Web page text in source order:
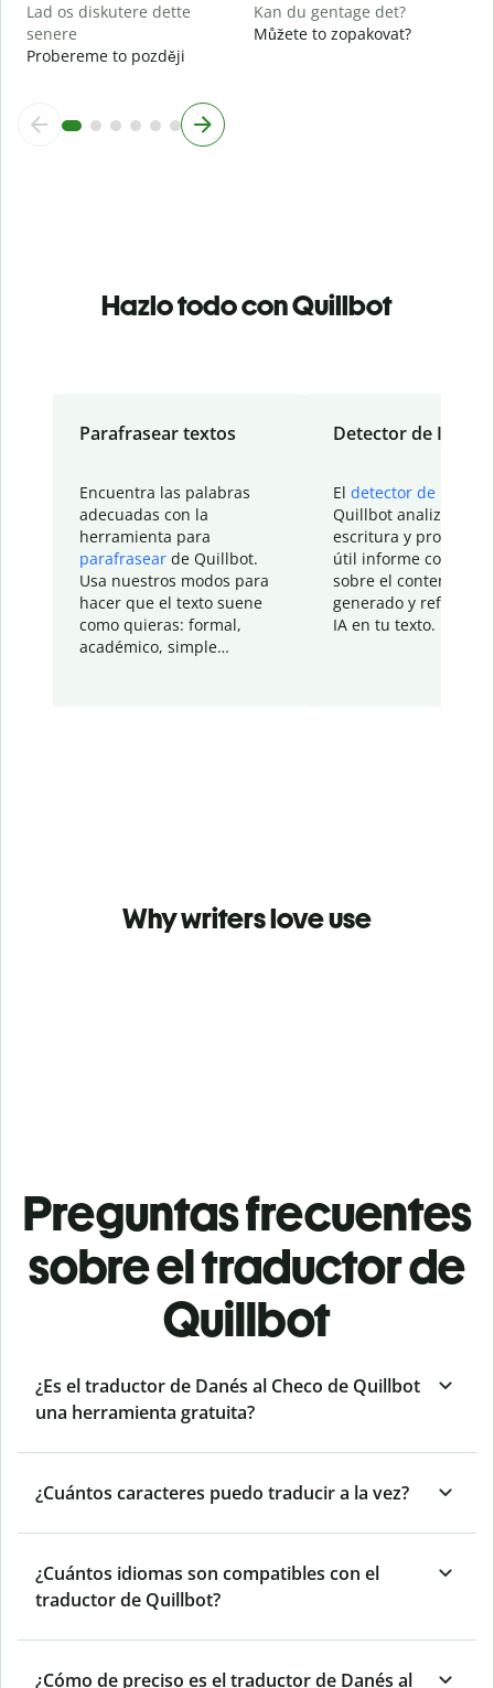
Lad os diskutere dette
senere
Probereme to později
Kan du gentage det?
Můžete to zopakovat?
Hazlo todo con Quillbot
Parafrasear textos
Encuentra las palabras
adecuadas con la
herramienta para
parafrasear de Quillbot.
Usa nuestros modos para
hacer que el texto suene
como quieras: formal,
académico, simple…
Detector de IA
El detector de IA
Quillbot analiza tu
escritura y
útil informe con
sobre el contenido
generado y refinado
IA en tu texto.
Why writers love use
Preguntas frecuentes
sobre el traductor de
Quillbot
¿Es el traductor de Danés al Checo de Quillbot
una herramienta gratuita?
¿Cuántos caracteres puedo traducir a la vez?
¿Cuántos idiomas son compatibles con el
traductor de Quillbot?
¿Cómo de preciso es el traductor de Danés al